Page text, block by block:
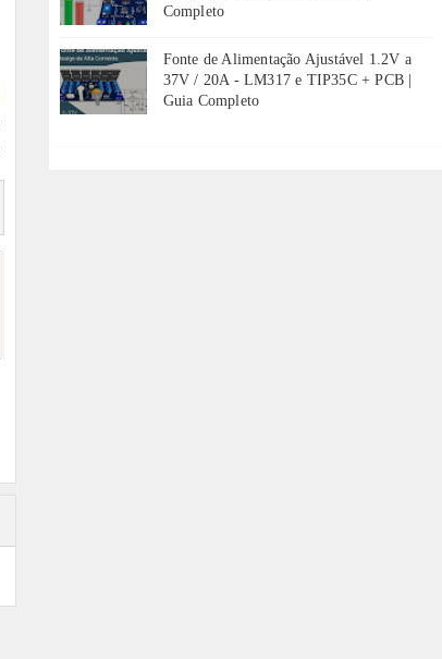
Completo
Fonte de Alimentação Ajustável 1.2V a
37V / 20A - LM317 e TIP35C + PCB |
Guia Completo